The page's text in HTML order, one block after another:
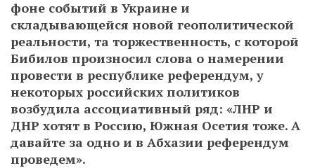
фоне событий в Украине и
складывающейся новой геополитической
реальности, та торжественность, с которой
Бибилов произносил слова о намерении
провести в республике референдум, у
некоторых российских политиков
возбудила ассоциативный ряд: «ЛНР и
ДНР хотят в Россию, Южная Осетия тоже. А
давайте за одно и в Абхазии референдум
проведем».